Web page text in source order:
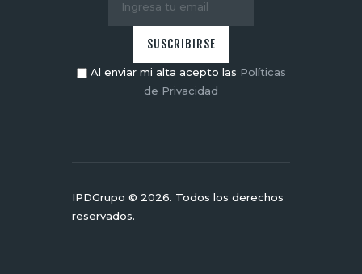
Al enviar mi alta acepto las Políticas
de Privacidad
IPDGrupo © 2026. Todos los derechos
reservados.